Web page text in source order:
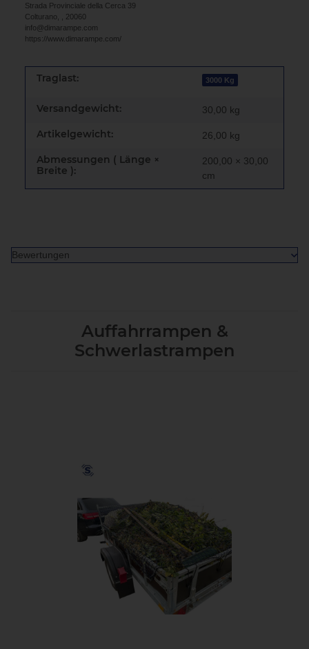
Strada Provinciale della Cerca 39
Colturano, , 20060
info@dimarampe.com
https://www.dimarampe.com/
Traglast: 3000 Kg
Versandgewicht: 30,00 kg
Artikelgewicht: 26,00 kg
Abmessungen ( Länge ×
Breite ):
200,00 × 30,00
cm
Bewertungen
Auffahrrampen &
Schwerlastrampen